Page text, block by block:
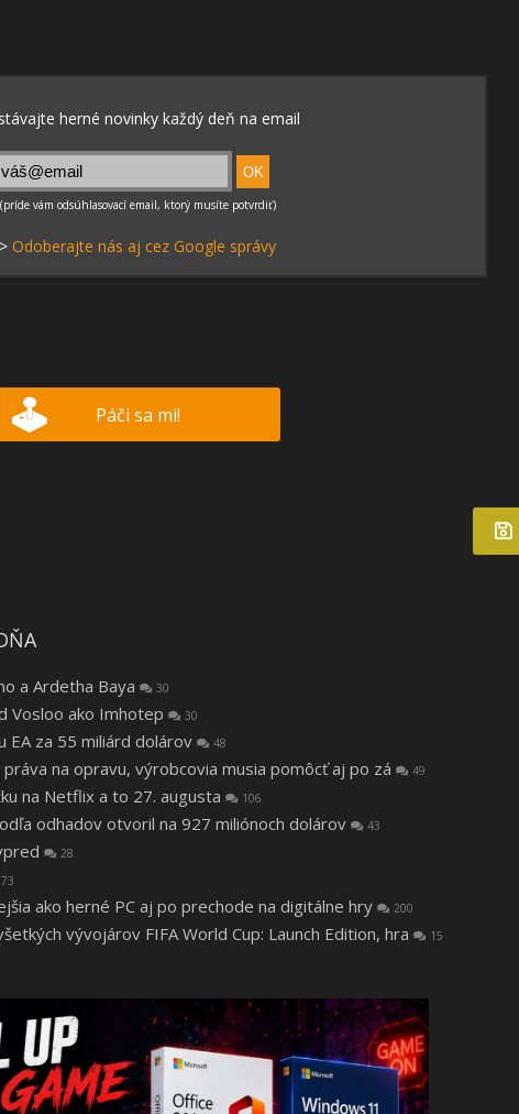
> Odoberajte nás aj cez Google správy
Páči sa mi!
a Ardetha Baya 30
Vosloo ako Imhotep 30
EA za 55 miliárd dolárov 48
na opravu, výrobcovia musia pomôcť aj po zá 49
na Netflix a to 27. augusta 106
odhadov otvoril na 927 miliónoch dolárov 43
28
73
ako herné PC aj po prechode na digitálne hry 200
vývojárov FIFA World Cup: Launch Edition, hra 15